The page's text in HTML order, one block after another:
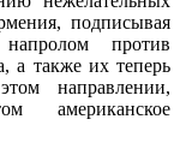
подписывая
против
а также их теперь
направлении,
американское